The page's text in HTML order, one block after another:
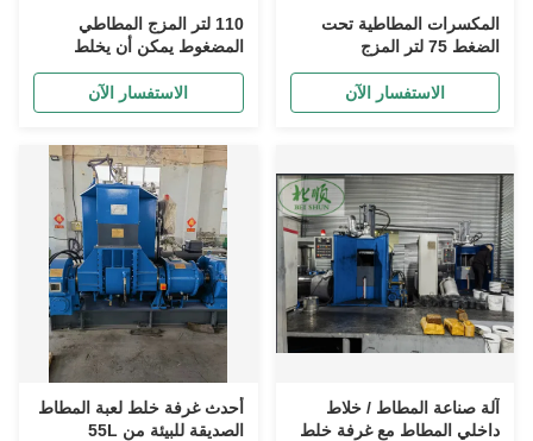
المكسرات المطاطية تحت
الضغط 75 لتر المزج
الهيدروليكي المزج المزج المياه
الاستفسار الآن
110 لتر المزج المطاطي
المضغوط يمكن أن يخلط
المطاط مع 80 شاطئ A صلابة
الاستفسار الآن
آلة صناعة المطاط / خلاط
داخلي المطاط مع غرفة خلط
أحدث غرفة خلط لعبة المطاط
الصديقة للبيئة من 55L